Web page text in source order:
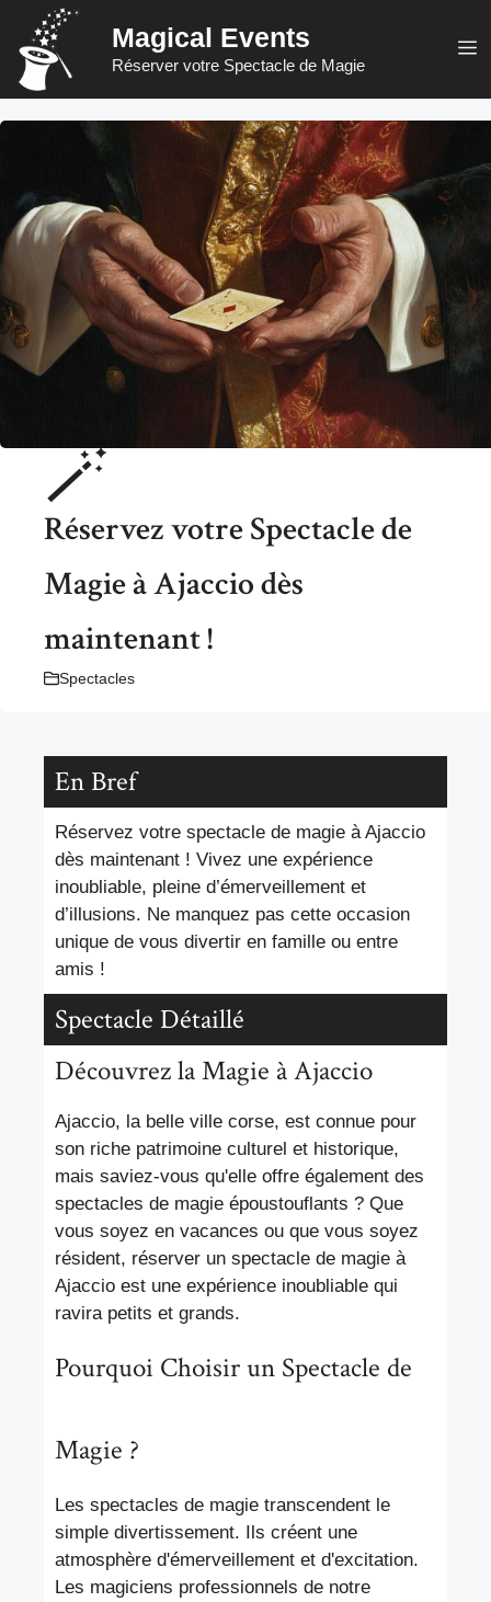
contenu
Magical Events
Réserver votre Spectacle de Magie
🪄
Réservez votre Spectacle de
Magie à Ajaccio dès
maintenant !
Spectacles
En Bref
Réservez votre spectacle de magie à Ajaccio
dès maintenant ! Vivez une expérience
inoubliable, pleine d’émerveillement et
d’illusions. Ne manquez pas cette occasion
unique de vous divertir en famille ou entre
amis !
Spectacle Détaillé
Découvrez la Magie à Ajaccio
Ajaccio, la belle ville corse, est connue pour
son riche patrimoine culturel et historique,
mais saviez-vous qu'elle offre également des
spectacles de magie époustouflants ? Que
vous soyez en vacances ou que vous soyez
résident, réserver un spectacle de magie à
Ajaccio est une expérience inoubliable qui
ravira petits et grands.
Pourquoi Choisir un Spectacle de
Magie ?
Les spectacles de magie transcendent le
simple divertissement. Ils créent une
atmosphère d'émerveillement et d'excitation.
Les magiciens professionnels de notre